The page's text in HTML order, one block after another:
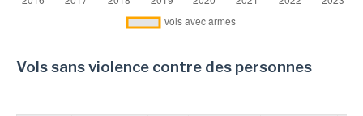
Vols sans violence contre des personnes